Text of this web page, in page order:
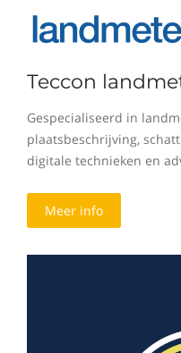
Teccon
Gespecialiseerd in
plaatsbeschrijving,
digitale technieken en
Meer info